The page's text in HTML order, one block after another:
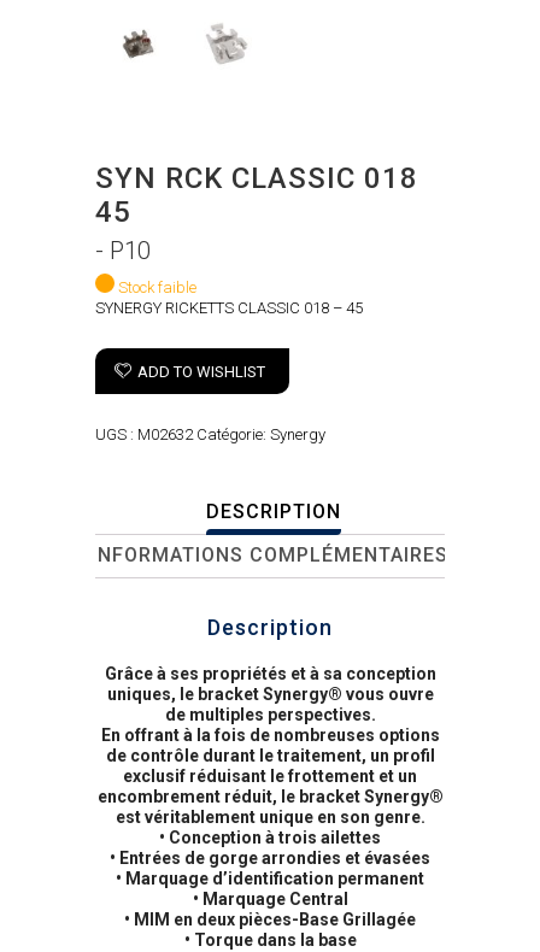
SYN RCK CLASSIC 018
45
- P10
Stock faible
SYNERGY RICKETTS CLASSIC 018 – 45
ADD TO WISHLIST
UGS : M02632 Catégorie: Synergy
DESCRIPTION
INFORMATIONS COMPLÉMENTAIRES
Description
Grâce à ses propriétés et à sa conception
uniques, le bracket Synergy® vous ouvre
de multiples perspectives.
En offrant à la fois de nombreuses options
de contrôle durant le traitement, un profil
exclusif réduisant le frottement et un
encombrement réduit, le bracket Synergy®
est véritablement unique en son genre.
• Conception à trois ailettes
• Entrées de gorge arrondies et évasées
• Marquage d’identification permanent
• Marquage Central
• MIM en deux pièces-Base Grillagée
• Torque dans la base